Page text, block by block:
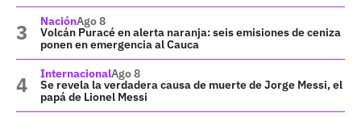
NaciónAgo 8
Volcán Puracé en alerta naranja: seis emisiones de ceniza
ponen en emergencia al Cauca
InternacionalAgo 8
Se revela la verdadera causa de muerte de Jorge Messi, el
papá de Lionel Messi